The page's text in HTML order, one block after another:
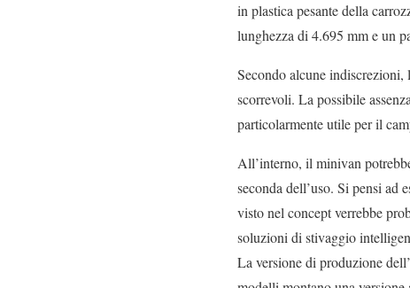
in plastica pesante della
lunghezza di 4.695 mm e un
Secondo alcune indiscrezioni,
scorrevoli. La possibile
particolarmente utile per il
All’interno, il minivan
seconda dell’uso. Si pensi ad
visto nel concept verrebbe
soluzioni di stivaggio
La versione di produzione